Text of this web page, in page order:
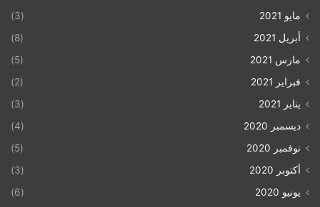
مايو 2021
(3)
أبريل 2021
(8)
مارس 2021
(5)
فبراير 2021
(2)
يناير 2021
(3)
ديسمبر 2020
(4)
نوفمبر 2020
(5)
أكتوبر 2020
(3)
يونيو 2020
(6)